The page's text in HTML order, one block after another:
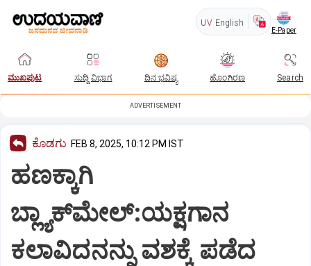
UV English
E-Paper
ಮುಖಪುಟ ಸುದ್ದಿ ವಿಭಾಗ ದಿನ ಭವಿಷ್ಯ ಹೊಂಗಿರಣ Search
ADVERTISEMENT
ಕೊಡಗು FEB 8, 2025, 10:12 PM IST
ಹಣಕ್ಕಾಗಿ
ಬ್ಲ್ಯಾಕ್‌ಮೇಲ್:ಯಕ್ಷಗಾನ
ಕಲಾವಿದನನ್ನು ವಶಕ್ಕೆ ಪಡೆದ